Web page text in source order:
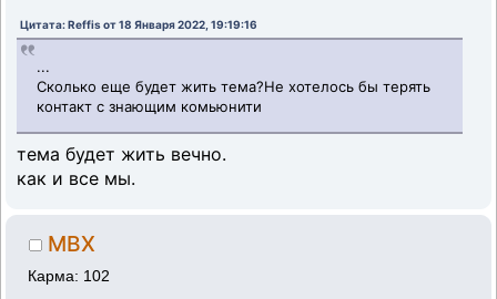
Цитата: Reffis от 18 Января 2022, 19:19:16
...
Сколько еще будет жить тема?Не хотелось бы терять
контакт с знающим комьюнити
тема будет жить вечно.
как и все мы.
MBX
Карма: 102